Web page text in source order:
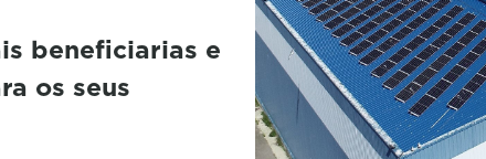
beneficiarias e
os seus